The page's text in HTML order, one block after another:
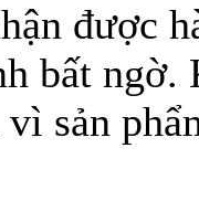
được
bất
sản